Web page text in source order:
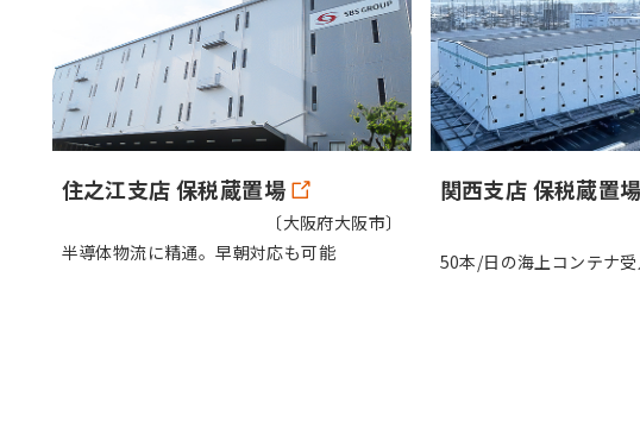
住之江支店 保税蔵置場
〔大阪府大阪市〕
半導体物流に精通。早朝対応も可能
関西支店 保税蔵置場
50本/日の海上コンテナ